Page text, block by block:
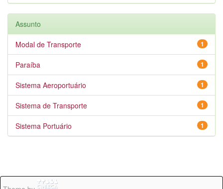
Assunto
1
Modal de Transporte
1
Paraíba
1
Sistema Aeroportuário
1
Sistema de Transporte
1
Sistema Portuário